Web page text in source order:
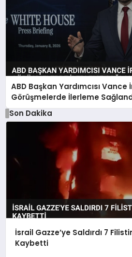
ABD Başkan Yardımcısı Vance
Görüşmelerde İlerleme
Son Dakika
İsrail Gazze’ye Saldırdı 7
Kaybetti